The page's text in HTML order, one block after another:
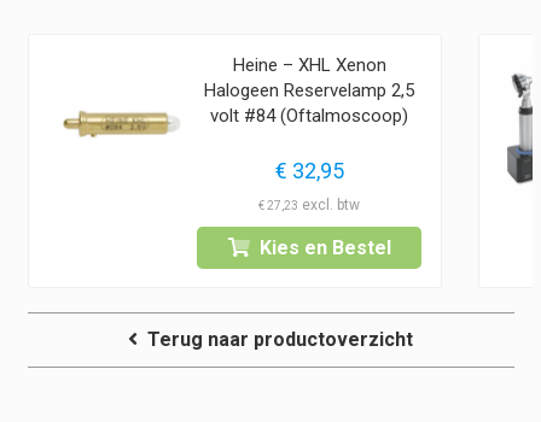
Heine – XHL Xenon
Halogeen Reservelamp 2,5
volt #84 (Oftalmoscoop)
€ 32,95
€27,23
Kies en Bestel
Terug naar productoverzicht